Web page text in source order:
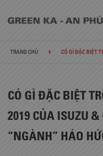
TRANG CHỦ CÓ GÌ ĐẶC BIỆT
CÓ GÌ ĐẶC BIỆT
2019 CỦA ISUZU
“NGÀNH” HÁO